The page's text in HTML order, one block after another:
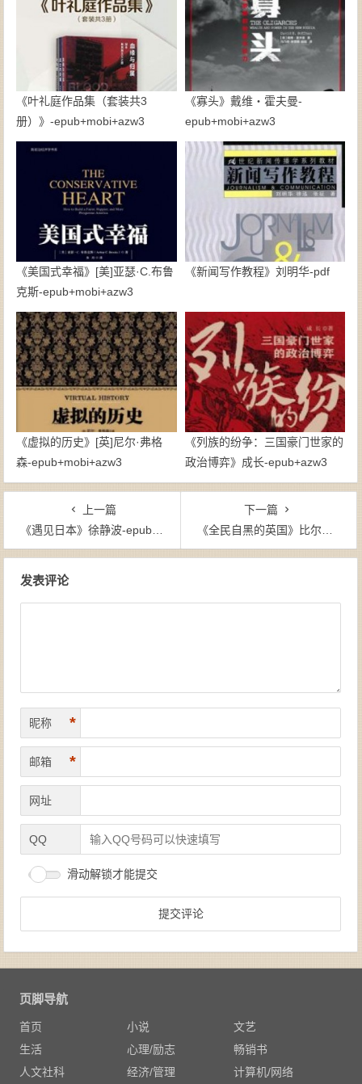
《叶礼庭作品集（套装共3
册）》-epub+mobi+azw3
《寡头》戴维・霍夫曼-
epub+mobi+azw3
《美国式幸福》[美]亚瑟·C.布鲁
克斯-epub+mobi+azw3
《新闻写作教程》刘明华-pdf
《虚拟的历史》[英]尼尔·弗格
森-epub+mobi+azw3
《列族的纷争：三国豪门世家的
政治博弈》成长-epub+azw3
上一篇
《遇见日本》徐静波-epub+mobi+azw3
下一篇
《全民自黑的英国》比尔・布莱森-epub+mobi+azw3
发表评论
昵称 *
邮箱 *
网址
QQ
滑动解锁才能提交
页脚导航
首页 小说
文艺
生活
心理/励志
畅销书
人文社科
经济/管理 计算机/网络